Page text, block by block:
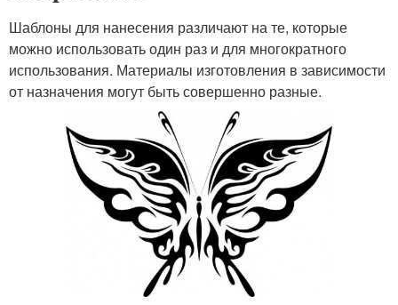
Шаблоны для нанесения различают на те, которые
можно использовать один раз и для многократного
использования. Материалы изготовления в зависимости
от назначения могут быть совершенно разные.